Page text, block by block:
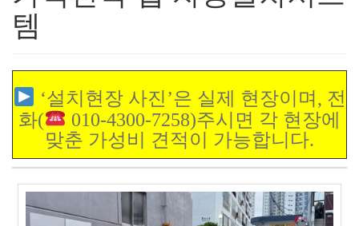
템
‘설치현장 사진’은 실제 현장이며, 전
화(
010-4300-7258)주시면 각 현장에
맞춘 가성비 견적이 가능합니다.